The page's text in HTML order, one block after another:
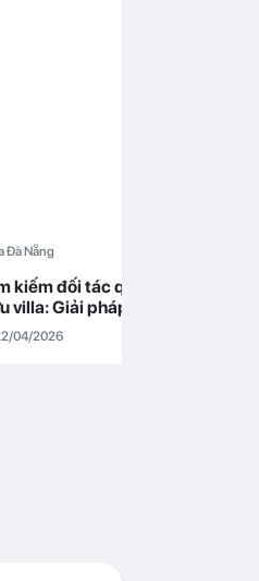
Đà Nẵng
kiếm đối tác quản lý cho chủ sở
villa: Giải pháp tối ưu lợi nhuận
Abogo tại Đà Nẵng
04/2026